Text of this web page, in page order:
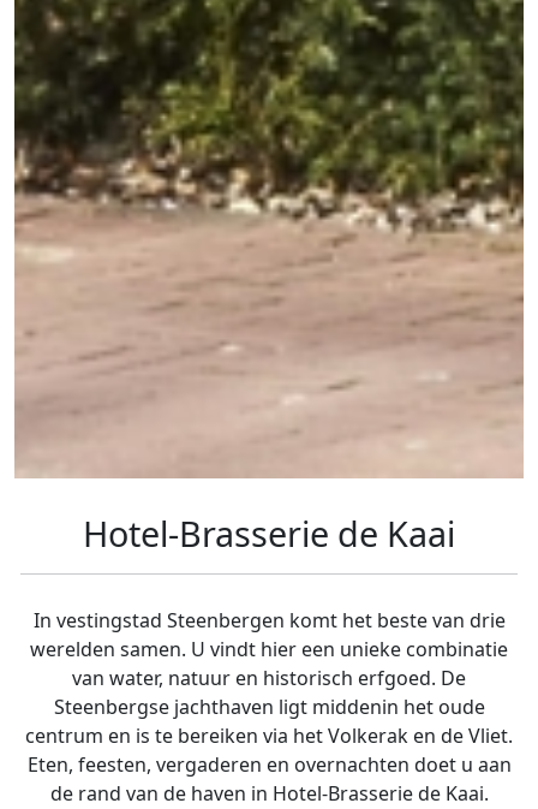
Hotel-Brasserie de Kaai
In vestingstad Steenbergen komt het beste van drie
werelden samen. U vindt hier een unieke combinatie
van water, natuur en historisch erfgoed. De
Steenbergse jachthaven ligt middenin het oude
centrum en is te bereiken via het Volkerak en de Vliet.
Eten, feesten, vergaderen en overnachten doet u aan
de rand van de haven in Hotel-Brasserie de Kaai.